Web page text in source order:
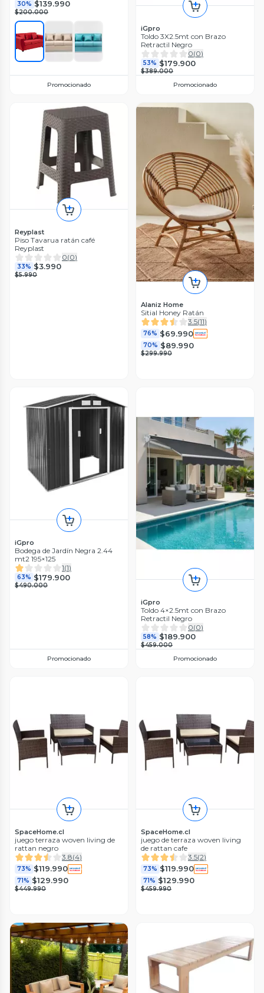
30% $139.990
$200.000
Promocionado
iGpro
Toldo 3X2.5mt con Brazo
Retractil Negro
0(0)
53% $179.900
$389.000
Promocionado
Reyplast
Piso Tavarua ratán café
Reyplast
0(0)
33% $3.990
$5.990
Alaniz Home
Sitial Honey Ratán
3.5(11)
76% $69.990
70% $89.990
$299.990
iGpro
Bodega de Jardín Negra 2.44
mt2 195×125
1(1)
63% $179.900
$490.000
Promocionado
iGpro
Toldo 4×2.5mt con Brazo
Retractil Negro
0(0)
58% $189.900
$459.000
Promocionado
SpaceHome.cl
juego terraza woven living de
rattan negro
3.8(4)
73% $119.990
71% $129.990
$449.990
SpaceHome.cl
juego de terraza woven living
de rattan cafe
3.5(2)
73% $119.990
71% $129.990
$459.990